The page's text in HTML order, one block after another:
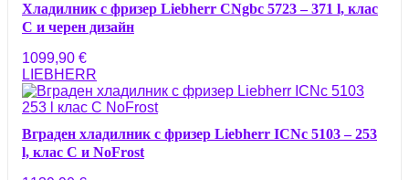
Хладилник с фризер Liebherr CNgbc 5723 – 371 l, клас
C и черен дизайн
1099,90 €
LIEBHERR
Вграден хладилник с фризер Liebherr ICNc 5103 – 253
l, клас C и NoFrost